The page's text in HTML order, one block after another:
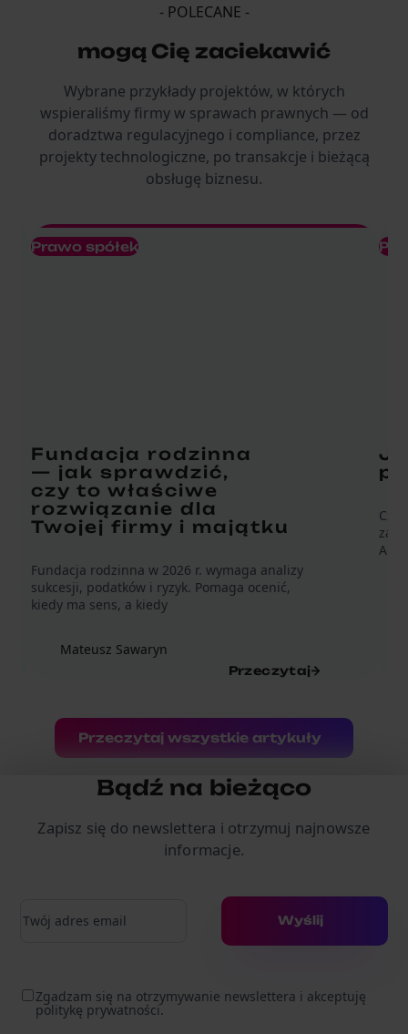
- POLECANE -
mogą Cię zaciekawić
Wybrane przykłady projektów, w których
wspieraliśmy firmy w sprawach prawnych — od
doradztwa regulacyjnego i compliance, przez
projekty technologiczne, po transakcje i bieżącą
obsługę biznesu.
Prawo spółek
Fundacja rodzinna
— jak sprawdzić,
czy to właściwe
rozwiązanie dla
Twojej firmy i majątku
Fundacja rodzinna w 2026 r. wymaga analizy
sukcesji, podatków i ryzyk. Pomaga ocenić,
kiedy ma sens, a kiedy
Mateusz Sawaryn
Przeczytaj
Czy
A
Przeczytaj wszystkie artykuły
Bądź na bieżąco
Zapisz się do newslettera i otrzymuj najnowsze
informacje.
Wyślij
Zgadzam się na otrzymywanie newslettera i akceptuję
politykę prywatności.